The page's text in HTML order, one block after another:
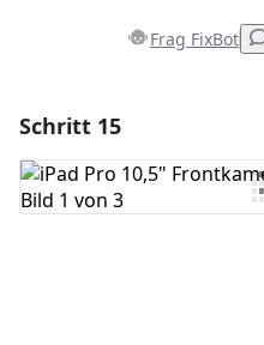
Frag FixBot
Kommentar
Schritt 15